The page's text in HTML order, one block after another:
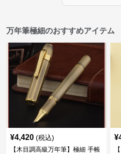
万年筆極細のおすすめアイテム
¥4,420 (税込)
【木目調高級万年筆】極細 手帳
¥